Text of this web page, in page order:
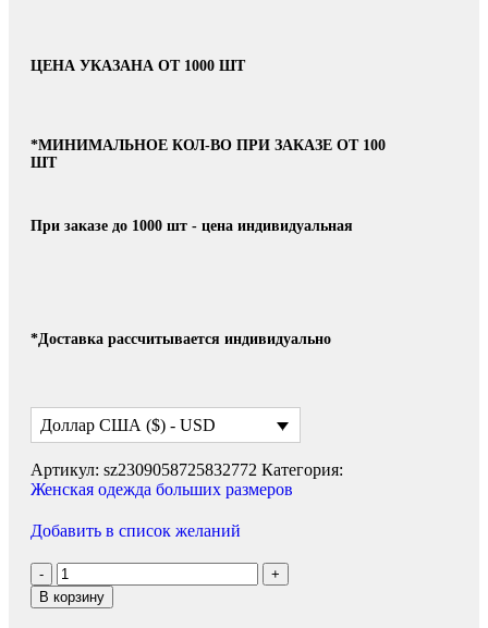
ЦЕНА УКАЗАНА ОТ 1000 ШТ
*МИНИМАЛЬНОЕ КОЛ-ВО ПРИ ЗАКАЗЕ ОТ 100
ШТ
При заказе до 1000 шт - цена индивидуальная
*Доставка рассчитывается индивидуально
Доллар США ($) - USD
Артикул: sz2309058725832772 Категория:
Женская одежда больших размеров
Добавить в список желаний
В корзину